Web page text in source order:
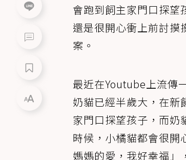
會跑到飼主家門口探望
還是很開心衝上前討摸
案。
最近在Youtube上流傳
奶貓已經半歲大，在新
家門口探望孩子，而奶
時候，小橘貓都會很開
媽媽的愛，我好幸福」